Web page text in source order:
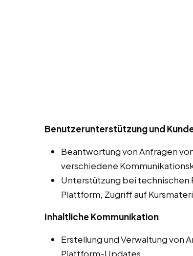
Benutzerunterstützung und
Beantwortung von Anfragen
verschiedene
Unterstützung bei technischen
Plattform, Zugriff auf
Inhaltliche Kommunikation:
Erstellung und Verwaltung von
Plattform-Updates.